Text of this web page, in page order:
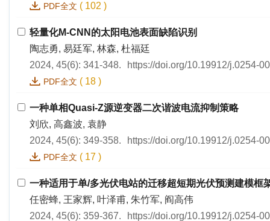
PDF全文 ( 102 )
轻量化M-CNN的太阳电池表面缺陷识别
陶志勇, 易廷军, 林森, 杜福廷
2024, 45(6): 341-348.
https://doi.org/10.19912/j.0254-
PDF全文 ( 18 )
一种单相Quasi-Z源逆变器二次谐波电流抑制策略
刘欣, 高鑫波, 袁静
2024, 45(6): 349-358.
https://doi.org/10.19912/j.0254-
PDF全文 ( 17 )
一种适用于单/多光伏电站的迁移超短期光伏预测建模框
任密蜂, 王家辉, 叶泽甫, 朱竹军, 阎高伟
2024, 45(6): 359-367.
https://doi.org/10.19912/j.0254-